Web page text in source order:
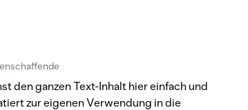
den ganzen Text-Inhalt hier einfach und
zur eigenen Verwendung in die